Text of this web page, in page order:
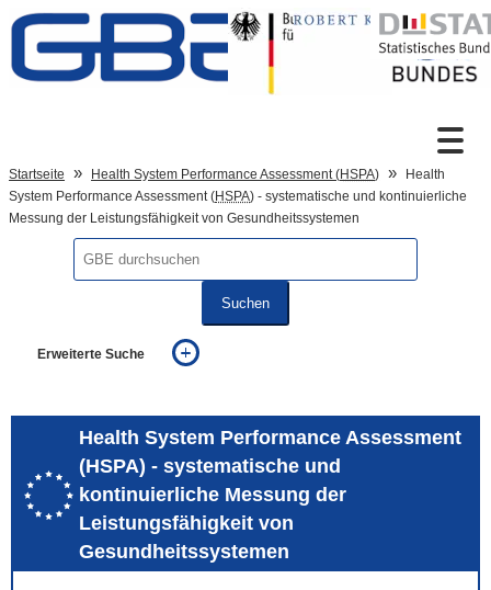
Zum Inhalt
Sprachumschaltung
Startseite Health System Performance Assessment (HSPA)
Health
System Performance Assessment (HSPA) - systematische und kontinuierliche
Messung der Leistungsfähigkeit von Gesundheitssystemen
Suchen
Erweiterte Suche
auch in allen Texten suchen (Volltextsuche)
auch Synonyme einbeziehen
auch ähnlich geschriebenes einbeziehen
Health System Performance Assessment
(HSPA) - systematische und
kontinuierliche Messung der
Leistungsfähigkeit von
Gesundheitssystemen